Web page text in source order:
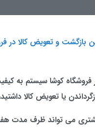
بازگشت و تعویض کالا در
فروشگاه کوشا سیستم به
یا تعویض کالا